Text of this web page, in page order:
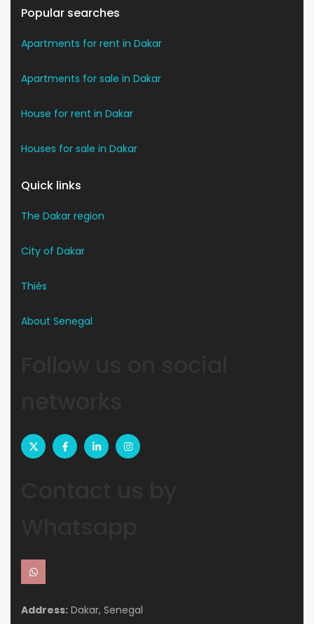
Popular searches
Apartments for rent in Dakar
Apartments for sale in Dakar
House for rent in Dakar
Houses for sale in Dakar
Quick links
The Dakar region
City of Dakar
Thiès
About Senegal
Address: Dakar, Senegal